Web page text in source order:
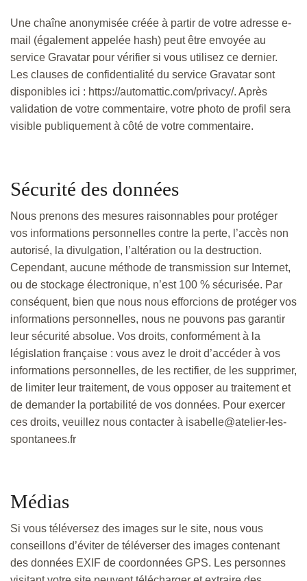
Une chaîne anonymisée créée à partir de votre adresse e-
mail (également appelée hash) peut être envoyée au
service Gravatar pour vérifier si vous utilisez ce dernier.
Les clauses de confidentialité du service Gravatar sont
disponibles ici : https://automattic.com/privacy/. Après
validation de votre commentaire, votre photo de profil sera
visible publiquement à côté de votre commentaire.
Sécurité des données
Nous prenons des mesures raisonnables pour protéger
vos informations personnelles contre la perte, l’accès non
autorisé, la divulgation, l’altération ou la destruction.
Cependant, aucune méthode de transmission sur Internet,
ou de stockage électronique, n’est 100 % sécurisée. Par
conséquent, bien que nous nous efforcions de protéger vos
informations personnelles, nous ne pouvons pas garantir
leur sécurité absolue. Vos droits, conformément à la
législation française : vous avez le droit d’accéder à vos
informations personnelles, de les rectifier, de les supprimer,
de limiter leur traitement, de vous opposer au traitement et
de demander la portabilité de vos données. Pour exercer
ces droits, veuillez nous contacter à isabelle@atelier-les-
spontanees.fr
Médias
Si vous téléversez des images sur le site, nous vous
conseillons d’éviter de téléverser des images contenant
des données EXIF de coordonnées GPS. Les personnes